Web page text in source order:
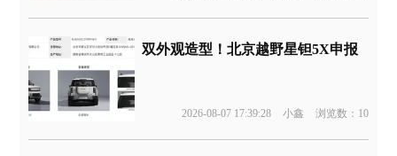
双外观造型！北京越野星钽5X申报
2026-08-07 17:39:28 小鑫 浏览数：10